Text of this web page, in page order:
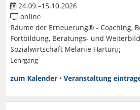
24.09.–15.10.2026
online
Räume der Erneuerung® - Coaching,
Fortbildung, Beratungs- und
Sozialwirtschaft Melanie Hartung
Lehrgang
zum Kalender • Veranstaltung